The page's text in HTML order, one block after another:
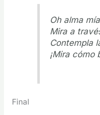
Oh alma
Mira a
Contempla
¡Mira cómo
Final